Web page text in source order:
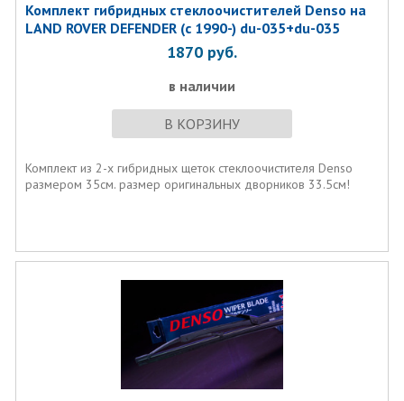
Комплект гибридных стеклоочистителей Denso на
LAND ROVER DEFENDER (c 1990-) du-035+du-035
1870 руб.
в наличии
В КОРЗИНУ
Комплект из 2-х гибридных щеток стеклоочистителя Denso
размером 35см. размер оригинальных дворников 33.5см!